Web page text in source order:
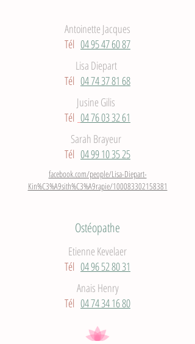
Antoinette Jacques
Tél 04 95 47 60 87
Lisa Diepart
Tél 04 74 37 81 68
Jusine Gilis
Tél 04 76 03 32 61
Sarah Brayeur
Tél 04 99 10 35 25
facebook.com/people/Lisa-Diepart-
Kin%C3%A9sith%C3%A9rapie/100083302158381
Ostéopathe
Etienne Kevelaer
Tél 04 96 52 80 31
Anais Henry
Tél 04 74 34 16 80